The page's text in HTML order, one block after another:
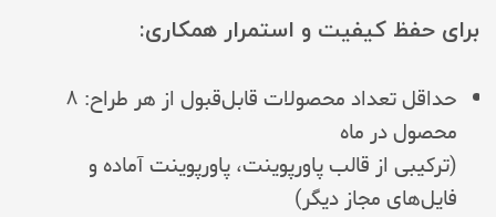
برای حفظ کیفیت و استمرار همکاری:
حداقل تعداد محصولات قابل‌قبول از هر طراح: ۸
محصول در ماه
(ترکیبی از قالب پاورپوینت، پاورپوینت آماده و
فایل‌های مجاز دیگر)